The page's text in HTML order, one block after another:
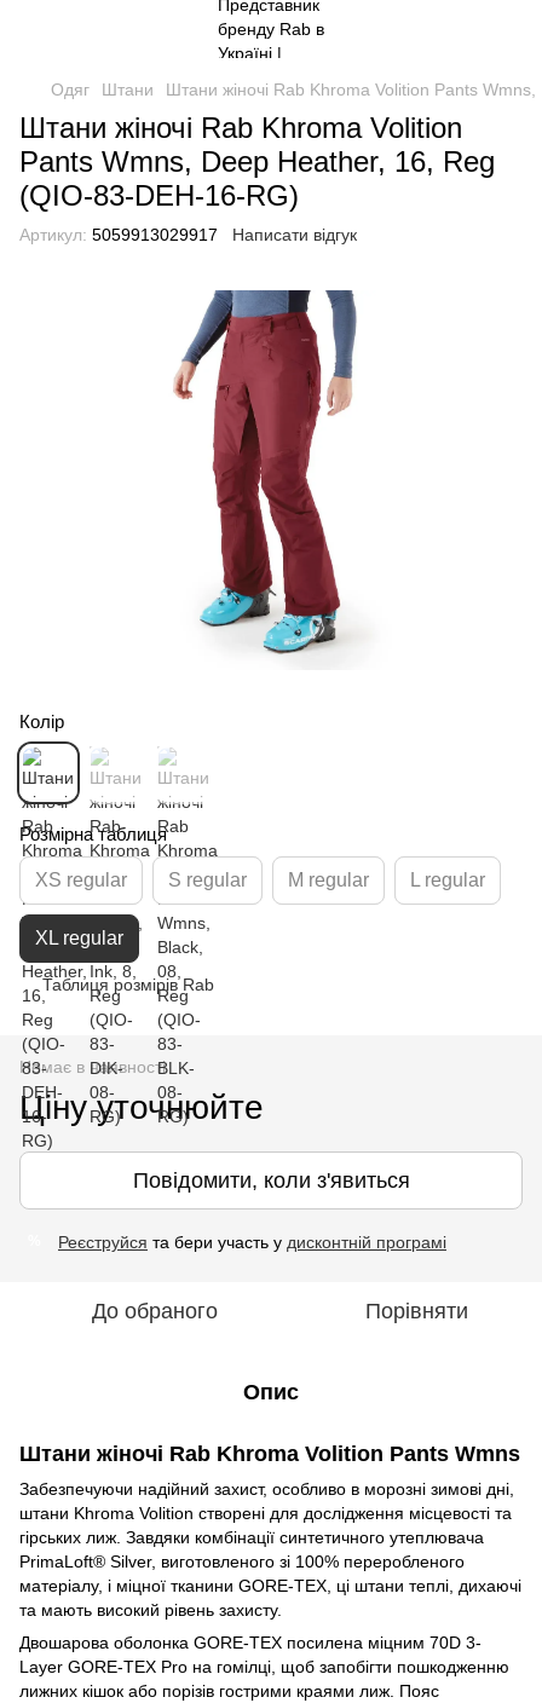
Одяг Штани Штани жіночі Rab Khroma Volition Pants
Штани жіночі Rab Khroma Volition
Pants Wmns, Deep Heather, 16, Reg
(QIO-83-DEH-16-RG)
Артикул: 5059913029917 Написати відгук
Колір
Розмірна таблиця
XS regular S regular M regular L regular
XL regular
Таблиця розмірів Rab
Немає в наявності
Ціну уточнюйте
Повідомити, коли з'явиться
Реєструйся та бери участь у дисконтній програмі
До обраного Порівняти
Опис
Штани жіночі Rab Khroma Volition Pants Wmns
Забезпечуючи надійний захист, особливо в морозні зимові дні,
штани Khroma Volition створені для дослідження місцевості та
гірських лиж. Завдяки комбінації синтетичного утеплювача
PrimaLoft® Silver, виготовленого зі 100% переробленого
матеріалу, і міцної тканини GORE-TEX, ці штани теплі, дихаючі
та мають високий рівень захисту.
Двошарова оболонка GORE-TEX посилена міцним 70D 3-
Layer GORE-TEX Pro на гомілці, щоб запобігти пошкодженню
лижних кішок або порізів гострими краями лиж. Пояс